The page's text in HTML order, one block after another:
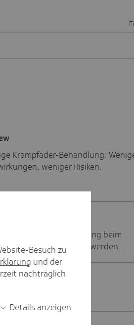
Krampfader-Behandlung:
weniger Risiken.
Leichter Rückgang beim
Muskel-Skelett-Beschwerden.
Besuch zu
und der
nachträglich
Details anzeigen